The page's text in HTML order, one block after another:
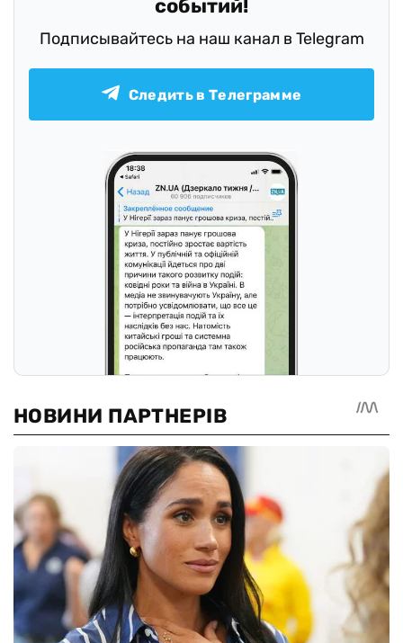
событий!
Подписывайтесь на наш канал в Telegram
Следить в Телеграмме